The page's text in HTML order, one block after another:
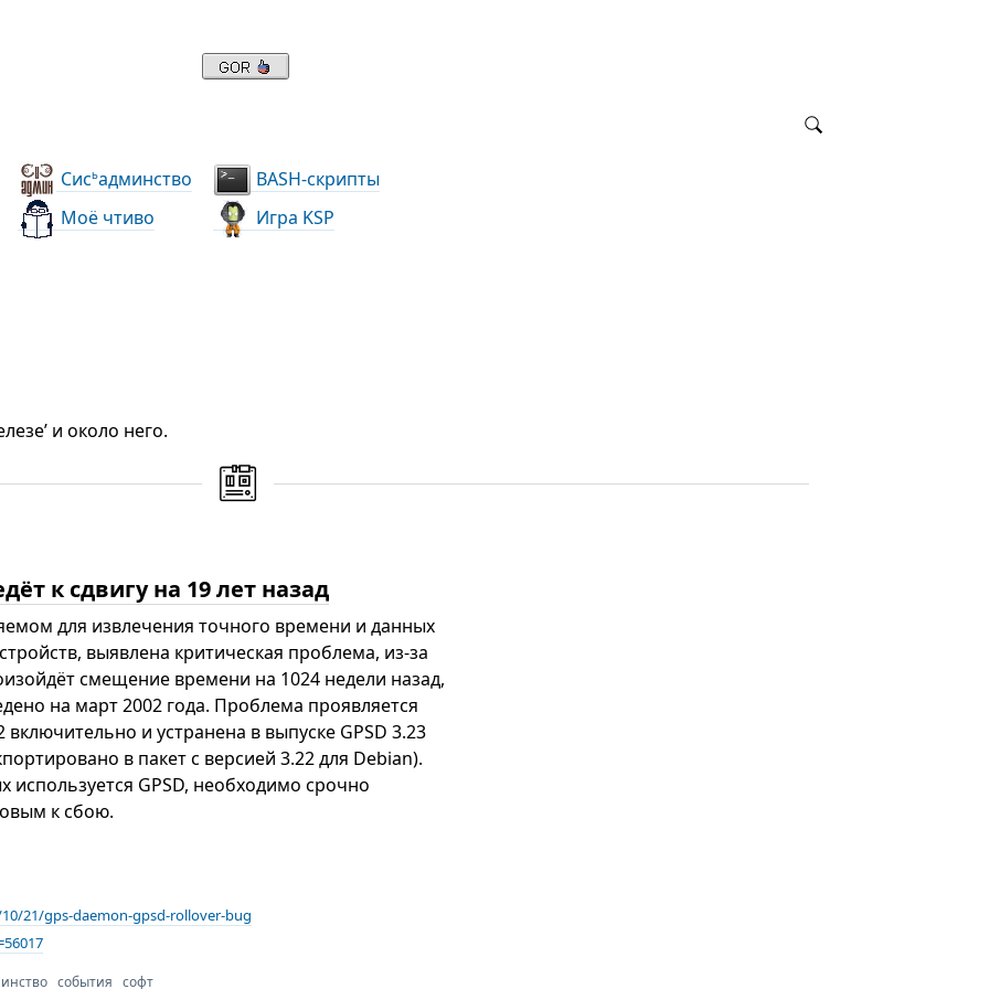
Сисьадминство
BASH-скрипты
Моё чтиво
Игра KSP
и около него.
к сдвигу на 19 лет назад
для извлечения точного времени и данных
выявлена критическая проблема, из-за
смещение времени на 1024 недели назад,
на март 2002 года. Проблема проявляется
включительно и устранена в выпуске GPSD 3.23
в пакет с версией 3.22 для Debian).
используется GPSD, необходимо срочно
к сбою.
21/gps-daemon-gpsd-rollover-bug
события софт